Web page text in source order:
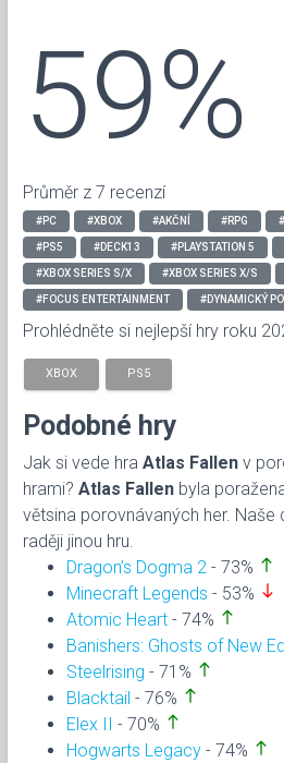
59%
Průměr z 7 recenzí
#PC #XBOX #AKČNÍ #RPG
#PS5 #DECK13 #PLAYSTATION 5
#XBOX SERIES S/X #XBOX SERIES X/S
#FOCUS ENTERTAINMENT #DYNAMICKÝ
Prohlédněte si nejlepší hry roku
XBOX PS5
Podobné hry
Jak si vede hra Atlas Fallen v
hrami? Atlas Fallen byla
větsina porovnávaných her. Naše
raději jinou hru.
Dragon’s Dogma 2 - 73% north
Minecraft Legends - 53% south
Atomic Heart - 74% north
Banishers: Ghosts of New
Steelrising - 71% north
Blacktail - 76% north
Elex II - 70% north
Hogwarts Legacy - 74% north